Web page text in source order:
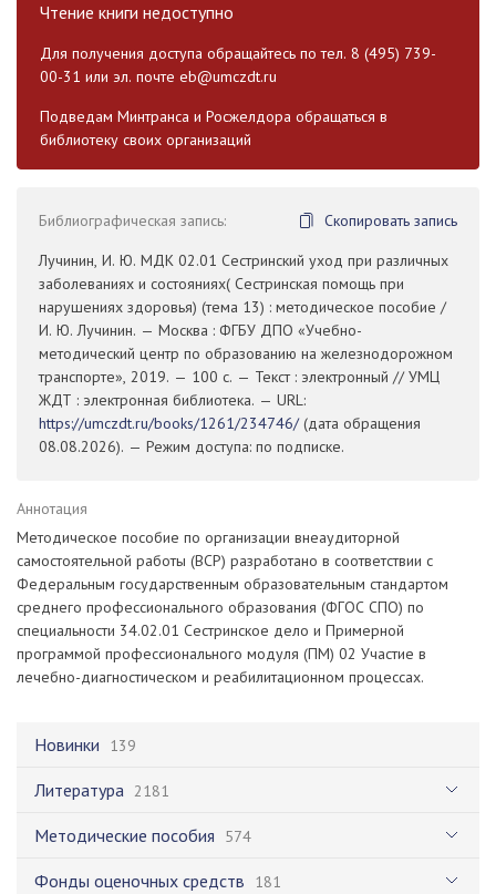
Новинки 139
Литература 2181
Методические пособия 574
Фонды оценочных средств 181
Чтение книги недоступно
Для получения доступа обращайтесь по тел. 8 (495) 739-
00-31 или эл. почте eb@umczdt.ru
Подведам Минтранса и Росжелдора обращаться в
библиотеку своих организаций
Библиографическая запись:
Скопировать запись
Лучинин, И. Ю. МДК 02.01 Сестринский уход при различных
заболеваниях и состояниях( Сестринская помощь при
нарушениях здоровья) (тема 13) : методическое пособие /
И. Ю. Лучинин. — Москва : ФГБУ ДПО «Учебно-
методический центр по образованию на железнодорожном
транспорте», 2019. — 100 с. — Текст : электронный // УМЦ
ЖДТ : электронная библиотека. — URL:
https://umczdt.ru/books/1261/234746/(дата обращения
08.08.2026). — Режим доступа: по подписке.
Аннотация
Методическое пособие по организации внеаудиторной
самостоятельной работы (ВСР) разработано в соответствии с
Федеральным государственным образовательным стандартом
среднего профессионального образования (ФГОС СПО) по
специальности 34.02.01 Сестринское дело и Примерной
программой профессионального модуля (ПМ) 02 Участие в
лечебно-диагностическом и реабилитационном процессах.